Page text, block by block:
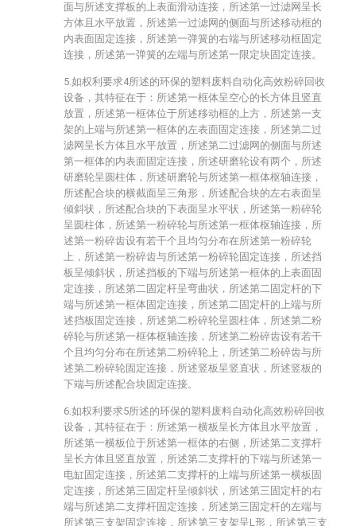
面与所述支撑板的上表面滑动连接，所述第一过滤网呈长
方体且水平放置，所述第一过滤网的侧面与所述移动框的
内表面固定连接，所述第一弹簧的右端与所述移动框固定
连接，所述第一弹簧的左端与所述第一限定块固定连接。
5.如权利要求4所述的环保的塑料废料自动化高效粉碎回收
设备，其特征在于：所述第一框体呈空心的长方体且竖直
放置，所述第一框体位于所述移动框的上方，所述第一支
架的上端与所述第一框体的左表面固定连接，所述第二过
滤网呈长方体且水平放置，所述第二过滤网的侧面与所述
第一框体的内表面固定连接，所述研磨轮设有两个，所述
研磨轮呈圆柱体，所述研磨轮与所述第一框体枢轴连接，
所述配合块的横截面呈三角形，所述配合块的左右表面呈
倾斜状，所述配合块的下表面呈水平状，所述第一粉碎轮
呈圆柱体，所述第一粉碎轮与所述第一框体枢轴连接，所
述第一粉碎齿设有若干个且均匀分布在所述第一粉碎轮
上，所述第一粉碎齿与所述第一粉碎轮固定连接，所述挡
板呈倾斜状，所述挡板的下端与所述第一框体的上表面固
定连接，所述第二固定杆呈弯曲状，所述第二固定杆的下
端与所述第一框体固定连接，所述第二固定杆的上端与所
述挡板固定连接，所述第二粉碎轮呈圆柱体，所述第二粉
碎轮与所述第一框体枢轴连接，所述第二粉碎齿设有若干
个且均匀分布在所述第二粉碎轮上，所述第二粉碎齿与所
述第二粉碎轮固定连接，所述竖板呈竖直状，所述竖板的
下端与所述配合块固定连接。
6.如权利要求5所述的环保的塑料废料自动化高效粉碎回收
设备，其特征在于：所述第一横板呈长方体且水平放置，
所述第一横板位于所述第一框体的右侧，所述第二支撑杆
呈长方体且竖直放置，所述第二支撑杆的下端与所述第一
电缸固定连接，所述第二支撑杆的上端与所述第一横板固
定连接，所述第三固定杆呈倾斜状，所述第三固定杆的右
端与所述第二支撑杆固定连接，所述第三固定杆的左端与
所述第三支架固定连接，所述第三支架呈L形，所述第三支